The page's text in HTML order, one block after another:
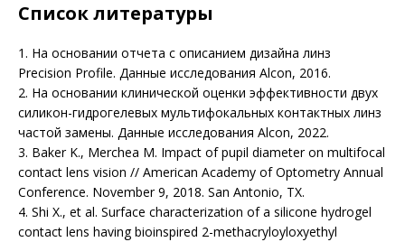
Список литературы
1. На основании отчета c описанием дизайна линз
Precision Profile. Данные исследования Alcon, 2016.
2. На основании клинической оценки эффективности двух
силикон-гидрогелевых мультифокальных контактных линз
частой замены. Данные исследования Alcon, 2022.
3. Baker K., Merchea M. Impact of pupil diameter on multifocal
contact lens vision // American Academy of Optometry Annual
Conference. November 9, 2018. San Antonio, TX.
4. Shi X., et al. Surface characterization of a silicone hydrogel
contact lens having bioinspired 2-methacryloyloxyethyl